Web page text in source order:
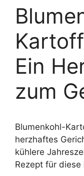
Ein
zum
Blumenkohl-
herzhaftes
kühlere
Rezept für